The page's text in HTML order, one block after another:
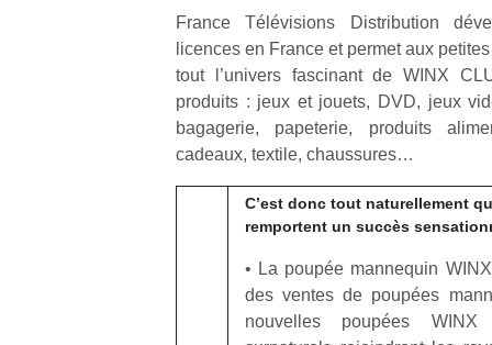
France Télévisions Distribution
licences en France et permet aux
tout l’univers fascinant de WINX
produits : jeux et jouets, DVD, jeux
bagagerie, papeterie, produits
cadeaux, textile, chaussures…
C’est donc tout naturellement
remportent un succès
• La poupée mannequin
des ventes de poupées
nouvelles poupées